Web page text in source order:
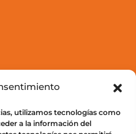
utilizamos tecnologías como
a la información del